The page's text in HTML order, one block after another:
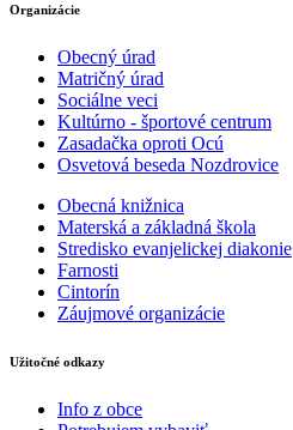
Organizácie
Obecný úrad
Matričný úrad
Sociálne veci
Kultúrno - športové centrum
Zasadačka oproti Ocú
Osvetová beseda Nozdrovice
Obecná knižnica
Materská a základná škola
Stredisko evanjelickej diakonie
Farnosti
Cintorín
Záujmové organizácie
Užitočné odkazy
Info z obce